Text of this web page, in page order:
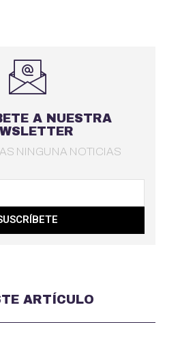
A NUESTRA
NINGUNA NOTICIAS
ARTÍCULO